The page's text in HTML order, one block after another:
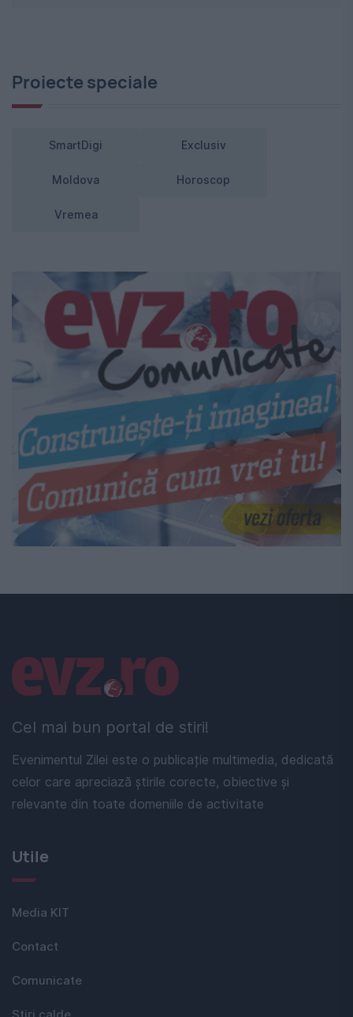
Proiecte speciale
SmartDigi Exclusiv
Moldova Horoscop
Vremea
Cel mai bun portal de stiri!
Evenimentul Zilei este o publicație multimedia, dedicată
celor care apreciază știrile corecte, obiective și
relevante din toate domeniile de activitate
Linkuri utile
Utile
Media KIT
Contact
Comunicate